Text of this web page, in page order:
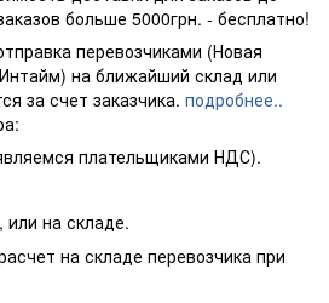
больше 5000грн. - бесплатно!
перевозчиками (Новая
на ближайший склад или
за счет заказчика. подробнее..
плательщиками НДС).
или на складе.
на складе перевозчика при